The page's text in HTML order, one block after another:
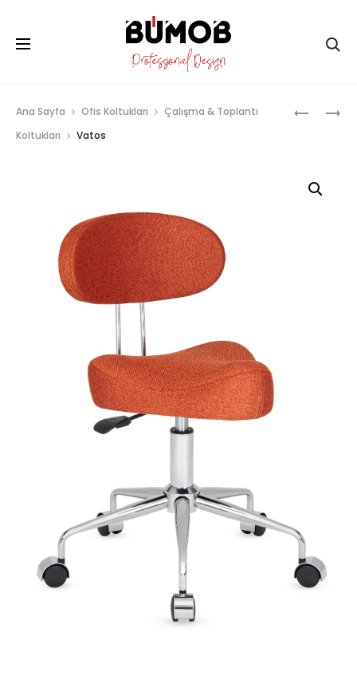
TUANA
VATOS
Ana Sayfa Ofis Koltukları
Çalışma & Toplantı
Koltukları
Vatos